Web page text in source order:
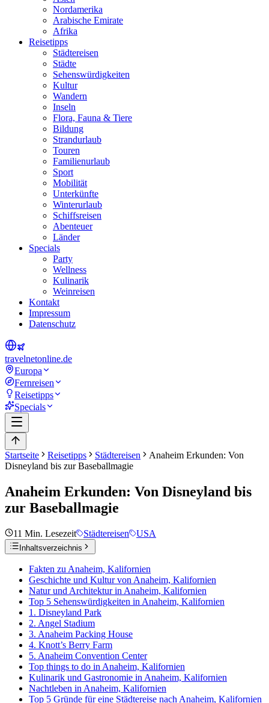
Nordamerika
Arabische Emirate
Afrika
Reisetipps
Städtereisen
Städte
Sehenswürdigkeiten
Kultur
Wandern
Inseln
Flora, Fauna & Tiere
Bildung
Strandurlaub
Touren
Familienurlaub
Sport
Mobilität
Unterkünfte
Winterurlaub
Schiffsreisen
Abenteuer
Länder
Specials
Party
Wellness
Kulinarik
Weinreisen
Kontakt
Impressum
Datenschutz
travelnetonline.de
Europa
Fernreisen
Reisetipps
Specials
Startseite Reisetipps Städtereisen
Anaheim Erkunden: Von
Disneyland bis zur Baseballmagie
Anaheim Erkunden: Von Disneyland bis
zur Baseballmagie
11 Min. Lesezeit Städtereisen USA
Inhaltsverzeichnis
Fakten zu Anaheim, Kalifornien
Geschichte und Kultur von Anaheim, Kalifornien
Natur und Architektur in Anaheim, Kalifornien
Top 5 Sehenswürdigkeiten in Anaheim, Kalifornien
1. Disneyland Park
2. Angel Stadium
3. Anaheim Packing House
4. Knott’s Berry Farm
5. Anaheim Convention Center
Top things to do in Anaheim, Kalifornien
Kulinarik und Gastronomie in Anaheim, Kalifornien
Nachtleben in Anaheim, Kalifornien
Top 5 Gründe für eine Städtereise nach Anaheim, Kalifornien